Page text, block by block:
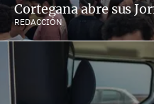
Cortegana abre sus
REDACCIÓN